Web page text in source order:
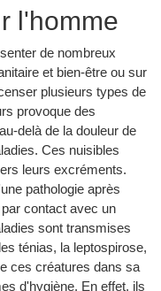
l'homme
de nombreux
et bien-être ou sur
plusieurs types de
provoque des
delà de la douleur de
Ces nuisibles
leurs excréments.
pathologie après
contact avec un
sont transmises
ténias, la leptospirose,
ces créatures dans sa
d'hygiène. En effet, ils